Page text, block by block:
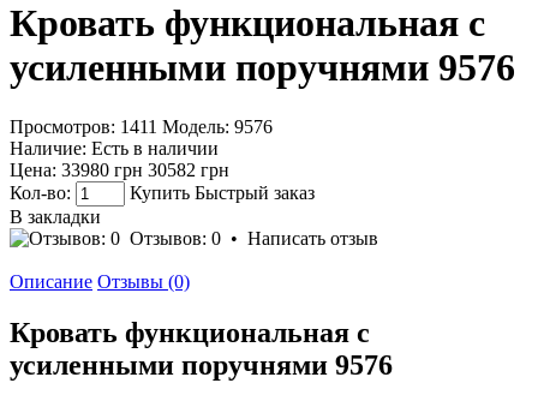
Кровать функциональная с
усиленными поручнями 9576
Просмотров: 1411 Модель: 9576
Наличие: Есть в наличии
Цена: 33980 грн 30582 грн
Кол-во:
Купить Быстрый заказ
В закладки
Отзывов: 0 • Написать отзыв
Описание Отзывы (0)
Кровать функциональная с
усиленными поручнями 9576